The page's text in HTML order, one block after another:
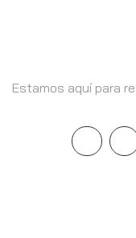
Estamos aquí para